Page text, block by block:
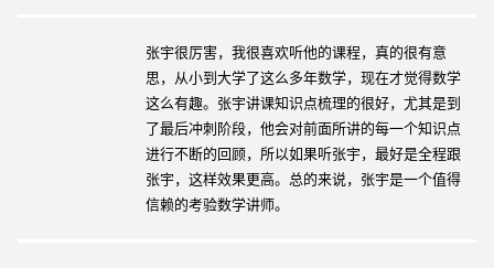
张宇很厉害，我很喜欢听他的课程，真的很有意
思，从小到大学了这么多年数学，现在才觉得数学
这么有趣。张宇讲课知识点梳理的很好，尤其是到
了最后冲刺阶段，他会对前面所讲的每一个知识点
进行不断的回顾，所以如果听张宇，最好是全程跟
张宇，这样效果更高。总的来说，张宇是一个值得
信赖的考验数学讲师。